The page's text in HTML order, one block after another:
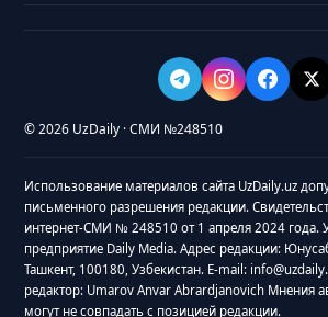
© 2026 UzDaily · СМИ №248510
Использование материалов сайта UzDaily.uz
письменного разрешения редакции.
интернет-СМИ № 248510 от 1 апреля 2024 года.
предприятие Daily Media. Адрес редакции:
Ташкент, 100180, Узбекистан. E-mail:
редактор: Umarov Anvar Abrardjanovich Мнения
могут не совпадать с позицией редакции.